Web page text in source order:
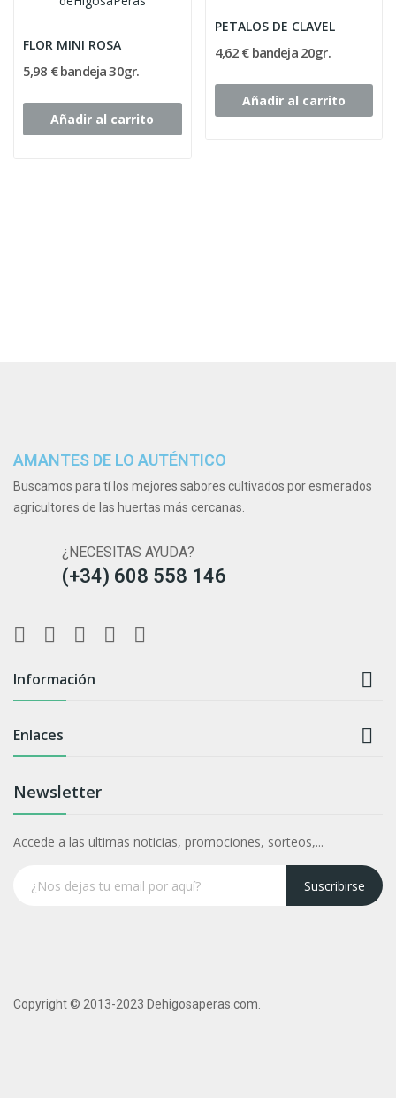
FLOR MINI ROSA
5,98 € bandeja 30gr.
Añadir al carrito
PETALOS DE CLAVEL
4,62 € bandeja 20gr.
Añadir al carrito
AMANTES DE LO AUTÉNTICO
Buscamos para tí los mejores sabores cultivados por esmerados
agricultores de las huertas más cercanas.
¿NECESITAS AYUDA?
(+34) 608 558 146
Información 
Enlaces 
Newsletter
Accede a las ultimas noticias, promociones, sorteos,...
Suscribirse
Copyright © 2013-2023 Dehigosaperas.com.